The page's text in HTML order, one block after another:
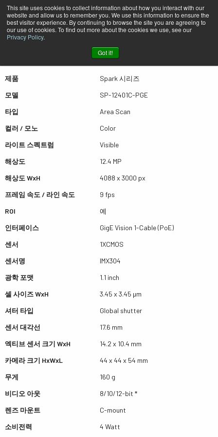
This site uses cookies to collect information about how you interact with our
website and allow us to remember you. We use this information to ensure the
best visitor experience. By continuing to browse the site you are agreeing to
our use of cookies. To find out more about the cookies we use, see our
Privacy Policy.
Got it!
퀵뷰 SP-12401C-PGE
더많은 결과를 보시려면 스크롤하세요
제품
Spark 시리즈
모델
SP-12401C-PGE
타입
Area Scan
컬러 / 모노
Color
라이트 스펙트럼
Visible
해상도
12.4 MP
해상도 WxH
4088 x 3000 px
프레임 속도 / 라인 속도
9 fps
ROI
예
인터페이스
GigE Vision 1-Cable (PoE)
센서
1XCMOS
센서명
IMX304
광학 포맷
1.1 inch
셀 사이즈 WxH
3.45 x 3.45 µm
셔터 타입
Global shutter
센서 대각선
17.6 mm
엑티브 센서 크기 WxH
14.2 x 10.4 mm
카메라 크기 HxWxL
44 x 44 x 54 mm
무게
160 g
비디오 아웃
8/10/12-bit *
렌즈 마운트
C-mount
소비전력
4 Watt